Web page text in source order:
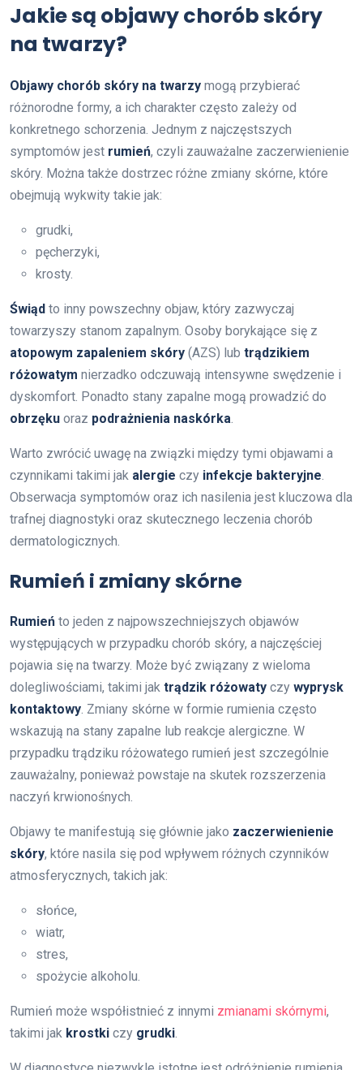
Jakie są objawy chorób skóry
na twarzy?
Objawy chorób skóry na twarzy mogą przybierać
różnorodne formy, a ich charakter często zależy od
konkretnego schorzenia. Jednym z najczęstszych
symptomów jest rumień, czyli zauważalne zaczerwienienie
skóry. Można także dostrzec różne zmiany skórne, które
obejmują wykwity takie jak:
grudki,
pęcherzyki,
krosty.
Świąd to inny powszechny objaw, który zazwyczaj
towarzyszy stanom zapalnym. Osoby borykające się z
atopowym zapaleniem skóry (AZS) lub trądzikiem
różowatym nierzadko odczuwają intensywne swędzenie i
dyskomfort. Ponadto stany zapalne mogą prowadzić do
obrzęku oraz podrażnienia naskórka
Warto zwrócić uwagę na związki między tymi objawami a
czynnikami takimi jak alergie czy infekcje bakteryjne
Obserwacja symptomów oraz ich nasilenia jest kluczowa dla
trafnej diagnostyki oraz skutecznego leczenia chorób
dermatologicznych.
Rumień i zmiany skórne
Rumień to jeden z najpowszechniejszych objawów
występujących w przypadku chorób skóry, a najczęściej
pojawia się na twarzy. Może być związany z wieloma
dolegliwościami, takimi jak trądzik różowaty czy wyprysk
kontaktowy . Zmiany skórne w formie rumienia często
wskazują na stany zapalne lub reakcje alergiczne. W
przypadku trądziku różowatego rumień jest szczególnie
zauważalny, ponieważ powstaje na skutek rozszerzenia
naczyń krwionośnych.
Objawy te manifestują się głównie jako zaczerwienienie
skóry, które nasila się pod wpływem różnych czynników
atmosferycznych, takich jak:
słońce,
wiatr,
stres,
spożycie alkoholu.
Rumień może współistnieć z innymi zmianami skórnymi,
takimi jak krostki czy grudki